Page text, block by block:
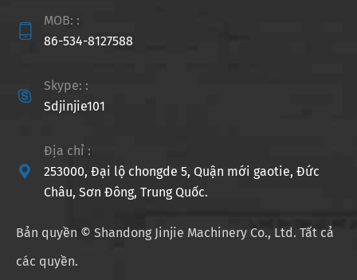

MOB: :
86-534-8127588

Skype: :
Sdjinjie101

Địa chỉ :
253000, Đại lộ chongde 5, Quận mới gaotie, Đức
Châu, Sơn Đông, Trung Quốc.
Bản quyền © Shandong Jinjie Machinery Co., Ltd. Tất cả
các quyền.